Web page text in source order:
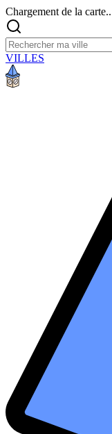
Chargement de la
VILLES